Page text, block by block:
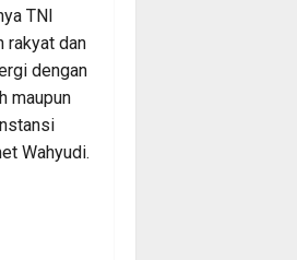
TNI
rakyat dan
dengan
maupun
Wahyudi.